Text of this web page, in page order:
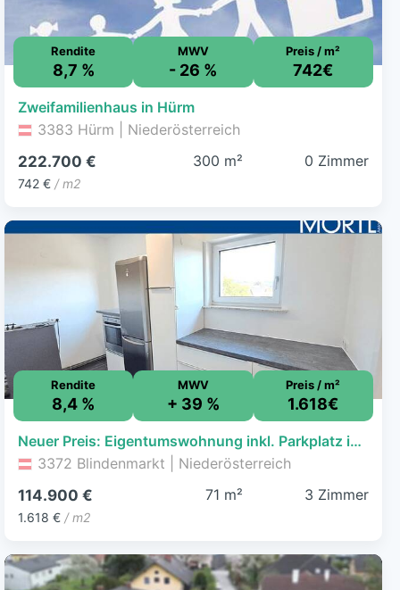
Rendite
8,7 %
MWV
- 26 %
Preis / m²
742€
Zweifamilienhaus in Hürm
3383 Hürm | Niederösterreich
222.700 €
742 € / m2
300 m² 0 Zimmer
Rendite
8,4 %
MWV
+ 39 %
Preis / m²
1.618€
Neuer Preis: Eigentumswohnung inkl. Parkplatz in Blindenmarkt
3372 Blindenmarkt | Niederösterreich
114.900 €
1.618 € / m2
71 m² 3 Zimmer